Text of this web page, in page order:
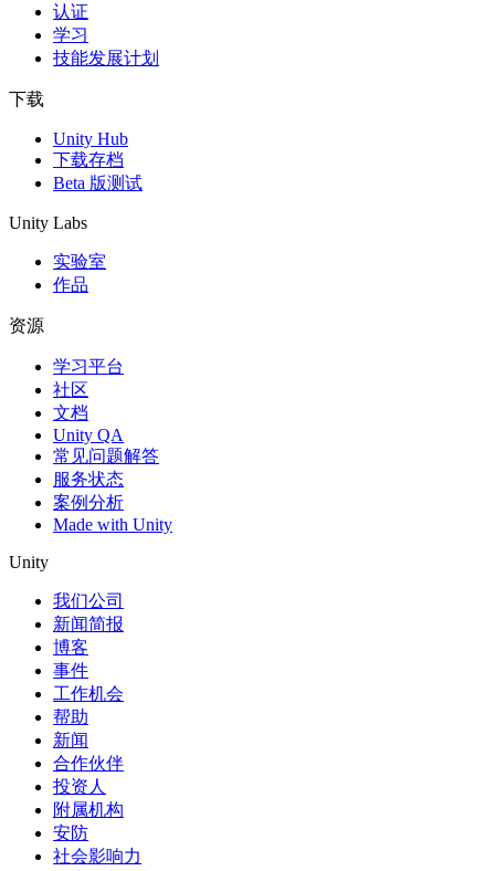
认证
学习
技能发展计划
下载
Unity Hub
下载存档
Beta 版测试
Unity Labs
实验室
作品
资源
学习平台
社区
文档
Unity QA
常见问题解答
服务状态
案例分析
Made with Unity
Unity
我们公司
新闻简报
博客
事件
工作机会
帮助
新闻
合作伙伴
投资人
附属机构
安防
社会影响力